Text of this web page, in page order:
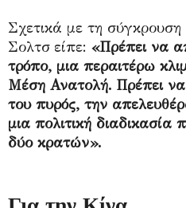
Σχετικά με τη σύγκρουση
Σολτσ είπε: «Πρέπει να
τρόπο, μια περαιτέρω
Μέση Ανατολή. Πρέπει
του πυρός, την
μια πολιτική διαδικασία
δύο κρατών».